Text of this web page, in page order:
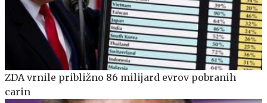
ZDA vrnile približno 86 milijard evrov pobranih
carin